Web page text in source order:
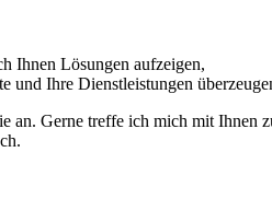
Ihnen Lösungen aufzeigen,
und Ihre Dienstleistungen
an. Gerne treffe ich mich mit Ihnen